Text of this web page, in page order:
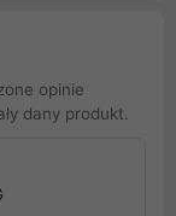
opinie
dany produkt.